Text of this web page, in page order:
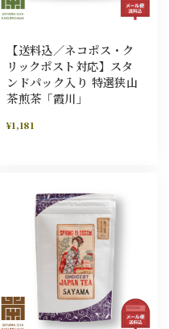
【送料込／ネコポス・ク
リックポスト対応】スタ
ンドパック入り 特選狭山
茶煎茶「霞川」
¥1,181